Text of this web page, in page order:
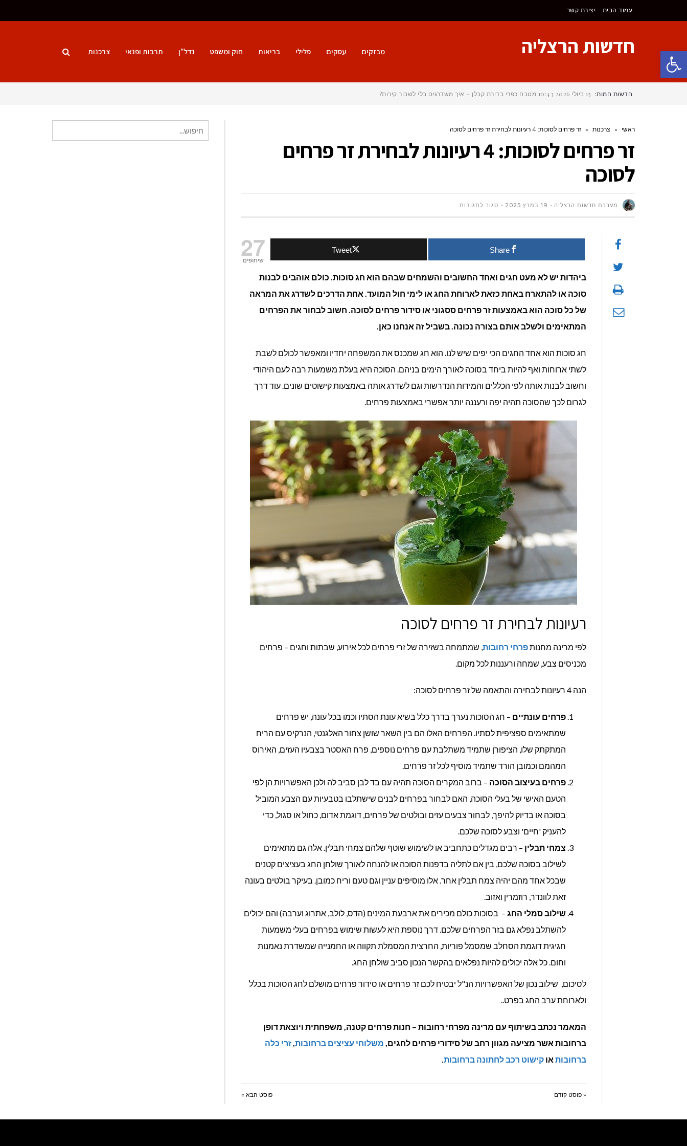
פתח סרגל נגישות
עמוד הבית יצירת קשר
חדשות הרצליה מבזקים עסקים פלילי בריאות חוק ומשפט נדל"ן תרבות ופנאי צרכנות
חדשות חמות: 15 ביולי 2026 10:43 מטבח כפרי בדירת קבלן – איך משדרגים בלי לשבור קירות?
ראשי » צרכנות » זר פרחים לסוכות: 4 רעיונות לבחירת זר פרחים לסוכה
זר פרחים לסוכות: 4 רעיונות לבחירת זר פרחים
לסוכה
מערכת חדשות הרצליה 19 במרץ 2025 סגור לתגובותעל
4
פרחים
לסוכה
27
שיתופים
Share
Tweet
ביהדות יש לא מעט חגים ואחד החשובים והשמחים שבהם הוא חג סוכות. כולם אוהבים לבנות
סוכה או להתארח באחת כזאת לארוחת החג או לימי חול המועד. אחת הדרכים לשדרג את המראה
של כל סוכה הוא באמצעות זר פרחים ססגוני או סידור פרחים לסוכה. חשוב לבחור את הפרחים
המתאימים ולשלב אותם בצורה נכונה. בשביל זה אנחנו כאן.
חג סוכות הוא אחד החגים הכי יפים שיש לנו. הוא חג שמכנס את המשפחה יחדיו ומאפשר לכולם לשבת
לשתי ארוחות ואף להיות ביחד בסוכה לאורך הימים בניהם. הסוכה היא בעלת משמעות רבה לעם היהודי
וחשוב לבנות אותה לפי הכללים והמידות הנדרשות וגם לשדרג אותה באמצעות קישוטים שונים. עוד דרך
לגרום לכך שהסוכה תהיה יפה ורעננה יותר אפשרי באמצעות פרחים.
רעיונות לבחירת זר פרחים לסוכה
לפי מרינה מחנותפרחי רחובות, שמתמחה בשזירה של זרי פרחים לכל אירוע, שבתות וחגים – פרחים
מכניסים צבע, שמחה ורעננות לכל מקום.
הנה 4 רעיונות לבחירה והתאמה של זר פרחים לסוכה:
פרחים עונתיים – חג הסוכות נערך בדרך כלל בשיא עונת הסתיו וכמו בכל עונה, יש פרחים
שמתאימים ספציפית לסתיו. הפרחים האלו הם בין השאר שושן צחור האלגנטי, הנרקיס עם הריח
המתקתק שלו, הציפורן שתמיד משתלבת עם פרחים נוספים, פרח האסטר בצבעיו העזים, האירוס
המהמם וכמובן הורד שתמיד מוסיף לכל זר פרחים.
פרחים בעיצוב הסוכה – ברוב המקרים הסוכה תהיה עם בד לבן סביב לה ולכן האפשרויות הן לפי
הטעם האישי של בעלי הסוכה, האם לבחור בפרחים לבנים שישתלבו בטבעיות עם הצבע המוביל
בסוכה או בדיוק להיפך, לבחור צבעים עזים ובולטים של פרחים, דוגמת אדום, כחול או סגול, כדי
להעניק 'חיים' וצבע לסוכה שלכם.
צמחי תבלין – רבים מגדלים כתחביב או לשימוש שוטף שלהם צמחי תבלין. אלה גם מתאימים
לשילוב בסוכה שלכם, בין אם לתליה בדפנות הסוכה או להנחה לאורך שולחן החג בעציצים קטנים
שבכל אחד מהם יהיה צמח תבלין אחר. אלו מוסיפים עניין וגם טעם וריח כמובן. בעיקר בולטים בעונה
זאת לוונדר, רוזמרין ואזוב.
שילוב סמלי החג – בסוכות כולם מכירים את ארבעת המינים (הדס, לולב, אתרוג וערבה) והם יכולים
להשתלב נפלא גם בזר הפרחים שלכם. דרך נוספת היא לעשות שימוש בפרחים בעלי משמעות
חגיגית דוגמת הסחלב שמסמל פוריות, החרצית המסמלת תקווה או החמנייה שמשדרת נאמנות
וחום. כל אלה יכולים להיות נפלאים בהקשר הנכון סביב שולחן החג.
לסיכום, שילוב נכון של האפשרויות הנ"ל יבטיח לכם זר פרחים או סידור פרחים מושלם לחג הסוכות בכלל
ולארוחת ערב החג בפרט..
המאמר נכתב בשיתוף עם מרינה מפרחי רחובות – חנות פרחים קטנה, משפחתית ויוצאת דופן
ברחובות אשר מציעה מגוון רחב של סידורי פרחים לחגים, משלוחי עציצים ברחובות,זרי כלה
ברחובות אוקישוט רכב לחתונה ברחובות.
« פוסט קודם פוסט הבא »
עבור: